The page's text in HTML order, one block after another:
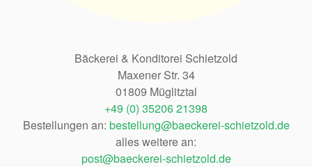
Bäckerei & Konditorei Schietzold
Maxener Str. 34
01809 Müglitztal
+49 (0) 35206 21398
Bestellungen an: bestellung@baeckerei-schietzold.de
alles weitere an:
post@baeckerei-schietzold.de